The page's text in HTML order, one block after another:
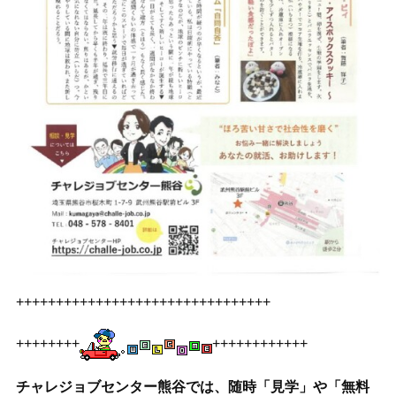
++++++++++++++++++++++++++++++++
++++++++ ++++++++++++
チャレジョブセンター熊谷では、随時「見学」や「無料